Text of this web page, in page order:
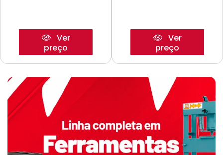
Ver
preço
Ver
preço